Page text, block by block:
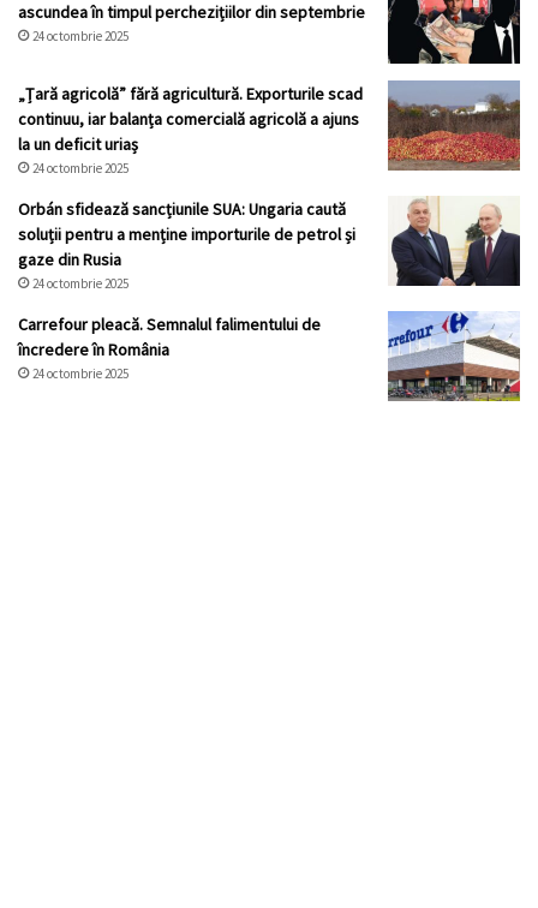
ascundea în timpul perchezițiilor din septembrie
24 octombrie 2025
„Țară agricolă” fără agricultură. Exporturile scad
continuu, iar balanța comercială agricolă a ajuns
la un deficit uriaș
24 octombrie 2025
Orbán sfidează sancțiunile SUA: Ungaria caută
soluții pentru a menține importurile de petrol și
gaze din Rusia
24 octombrie 2025
Carrefour pleacă. Semnalul falimentului de
încredere în România
24 octombrie 2025